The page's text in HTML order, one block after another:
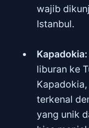
wajib
Istanbul.
Kapadokia:
liburan ke
terkenal
yang unik